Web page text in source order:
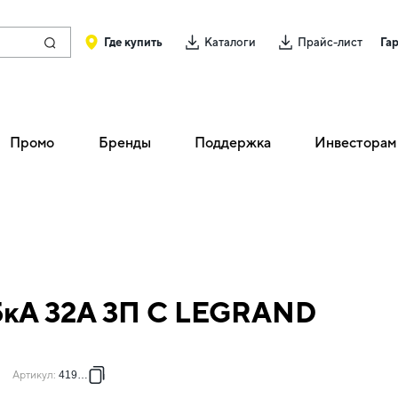
Где купить Каталоги Прайс-лист
Промо Бренды Поддержка Инвесторам
32А 3П C LEGRAND
Артикул: 419711